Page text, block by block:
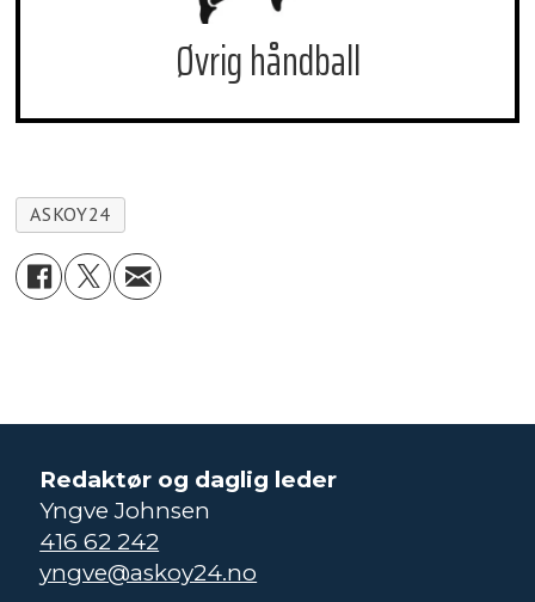
Øvrig håndball
ASKOY24
Redaktør og daglig leder
Yngve Johnsen
416 62 242
yngve@askoy24.no